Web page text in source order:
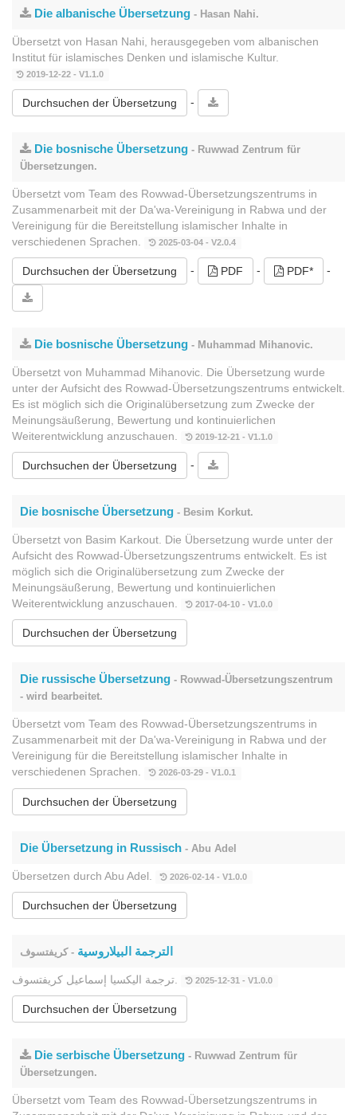
Die albanische Übersetzung - Hasan Nahi.
Übersetzt von Hasan Nahi, herausgegeben vom albanischen
Institut für islamisches Denken und islamische Kultur.
2019-12-22 - V1.1.0
Durchsuchen der Übersetzung -
Die bosnische Übersetzung - Ruwwad Zentrum für
Übersetzungen.
Übersetzt vom Team des Rowwad-Übersetzungszentrums in
Zusammenarbeit mit der Da'wa-Vereinigung in Rabwa und der
Vereinigung für die Bereitstellung islamischer Inhalte in
verschiedenen Sprachen.
2025-03-04 - V2.0.4
Durchsuchen der Übersetzung - PDF - PDF* -
Die bosnische Übersetzung - Muhammad Mihanovic.
Übersetzt von Muhammad Mihanovic. Die Übersetzung wurde
unter der Aufsicht des Rowwad-Übersetzungszentrums entwickelt.
Es ist möglich sich die Originalübersetzung zum Zwecke der
Meinungsäußerung, Bewertung und kontinuierlichen
Weiterentwicklung anzuschauen.
2019-12-21 - V1.1.0
Durchsuchen der Übersetzung -
Die bosnische Übersetzung - Besim Korkut.
Übersetzt von Basim Karkout. Die Übersetzung wurde unter der
Aufsicht des Rowwad-Übersetzungszentrums entwickelt. Es ist
möglich sich die Originalübersetzung zum Zwecke der
Meinungsäußerung, Bewertung und kontinuierlichen
Weiterentwicklung anzuschauen.
2017-04-10 - V1.0.0
Durchsuchen der Übersetzung
Die russische Übersetzung - Rowwad-Übersetzungszentrum
- wird bearbeitet.
Übersetzt vom Team des Rowwad-Übersetzungszentrums in
Zusammenarbeit mit der Da'wa-Vereinigung in Rabwa und der
Vereinigung für die Bereitstellung islamischer Inhalte in
verschiedenen Sprachen.
2026-03-29 - V1.0.1
Durchsuchen der Übersetzung
Die Übersetzung in Russisch - Abu Adel
Übersetzen durch Abu Adel. 2026-02-14 - V1.0.0
Durchsuchen der Übersetzung
الترجمة البيلاروسية - كريفتسوف
2025-12-31 - V1.0.0
Durchsuchen der Übersetzung
Die serbische Übersetzung - Ruwwad Zentrum für
Übersetzungen.
Übersetzt vom Team des Rowwad-Übersetzungszentrums in